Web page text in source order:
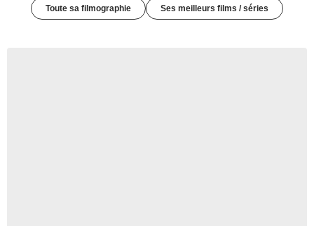
Toute sa filmographie Ses meilleurs films / séries